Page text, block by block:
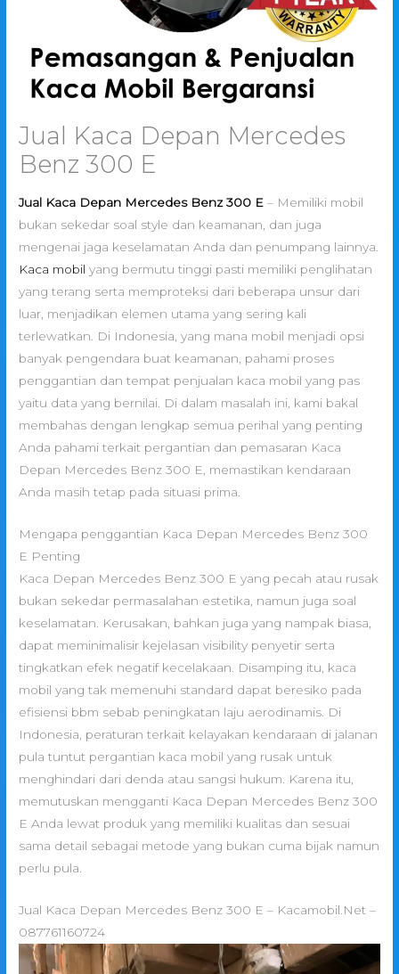
Jual Kaca Depan Mercedes
Benz 300 E
Jual Kaca Depan Mercedes Benz 300 E – Memiliki mobil
bukan sekedar soal style dan keamanan, dan juga
mengenai jaga keselamatan Anda dan penumpang lainnya.
Kaca mobil yang bermutu tinggi pasti memiliki penglihatan
yang terang serta memproteksi dari beberapa unsur dari
luar, menjadikan elemen utama yang sering kali
terlewatkan. Di Indonesia, yang mana mobil menjadi opsi
banyak pengendara buat keamanan, pahami proses
penggantian dan tempat penjualan kaca mobil yang pas
yaitu data yang bernilai. Di dalam masalah ini, kami bakal
membahas dengan lengkap semua perihal yang penting
Anda pahami terkait pergantian dan pemasaran Kaca
Depan Mercedes Benz 300 E, memastikan kendaraan
Anda masih tetap pada situasi prima.
Mengapa penggantian Kaca Depan Mercedes Benz 300
E Penting
Kaca Depan Mercedes Benz 300 E yang pecah atau rusak
bukan sekedar permasalahan estetika, namun juga soal
keselamatan. Kerusakan, bahkan juga yang nampak biasa,
dapat meminimalisir kejelasan visibility penyetir serta
tingkatkan efek negatif kecelakaan. Disamping itu, kaca
mobil yang tak memenuhi standard dapat beresiko pada
efisiensi bbm sebab peningkatan laju aerodinamis. Di
Indonesia, peraturan terkait kelayakan kendaraan di jalanan
pula tuntut pergantian kaca mobil yang rusak untuk
menghindari dari denda atau sangsi hukum. Karena itu,
memutuskan mengganti Kaca Depan Mercedes Benz 300
E Anda lewat produk yang memiliki kualitas dan sesuai
sama detail sebagai metode yang bukan cuma bijak namun
perlu pula.
Jual Kaca Depan Mercedes Benz 300 E – Kacamobil.Net –
087761160724